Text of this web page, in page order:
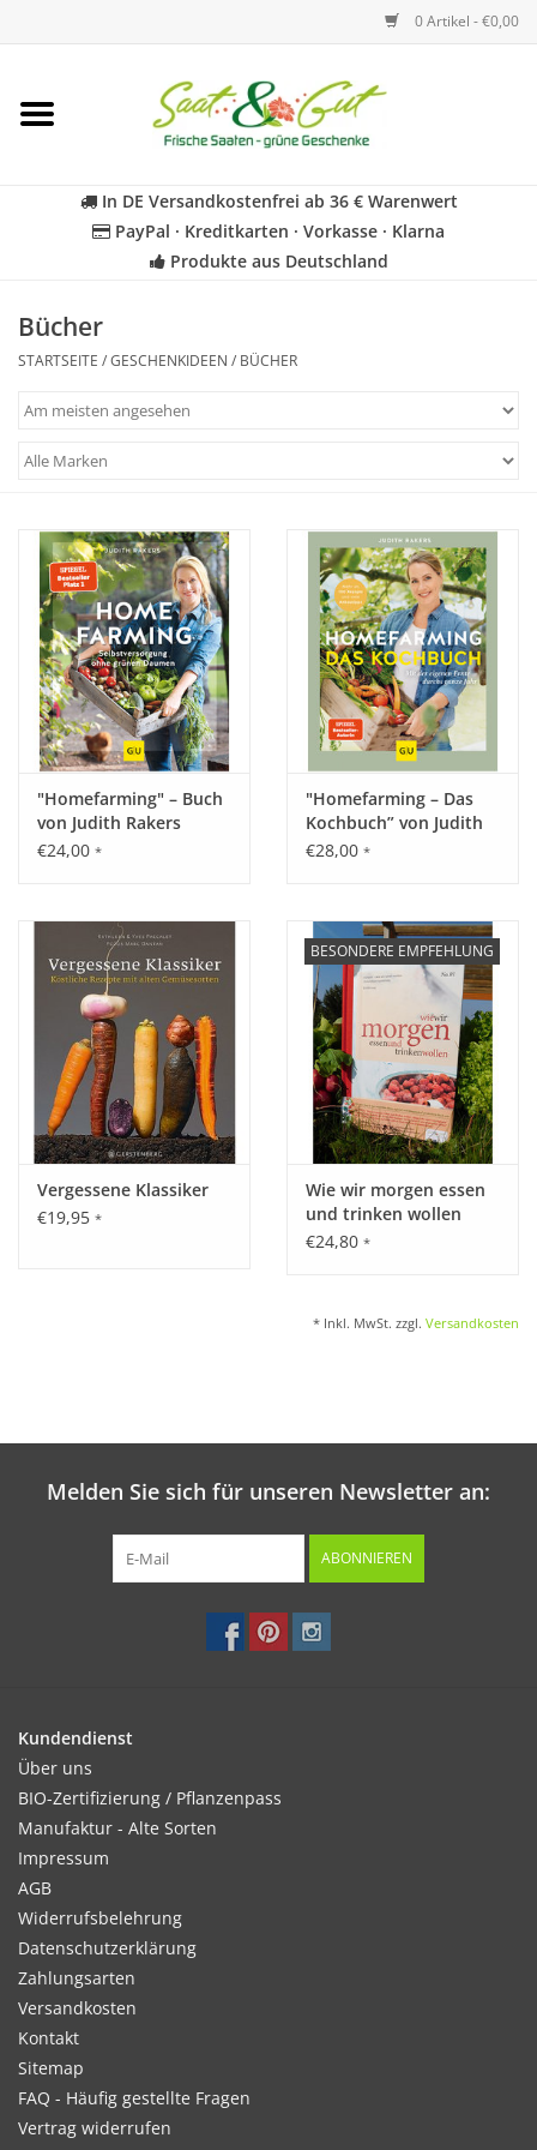
0 Artikel - €0,00
Startseite
Kräuter
Für Kinder
Katalog
In DE Versandkostenfrei ab 36 € Warenwert
PayPal · Kreditkarten · Vorkasse · Klarna
Produkte aus Deutschland
Bücher
STARTSEITE /GESCHENKIDEEN / BÜCHER
"Homefarming" – Buch
von Judith Rakers
€24,00 *
"Homefarming – Das
Kochbuch” von Judith
Rakers
€28,00 *
Vergessene Klassiker
€19,95 *
BESONDERE EMPFEHLUNG
Wie wir morgen essen
und trinken wollen
€24,80 *
* Inkl. MwSt. zzgl. Versandkosten
Melden Sie sich für unseren Newsletter an:
ABONNIEREN
Kundendienst
Über uns
BIO-Zertifizierung / Pflanzenpass
Manufaktur - Alte Sorten
Impressum
AGB
Widerrufsbelehrung
Datenschutzerklärung
Zahlungsarten
Versandkosten
Kontakt
Sitemap
FAQ - Häufig gestellte Fragen
Vertrag widerrufen